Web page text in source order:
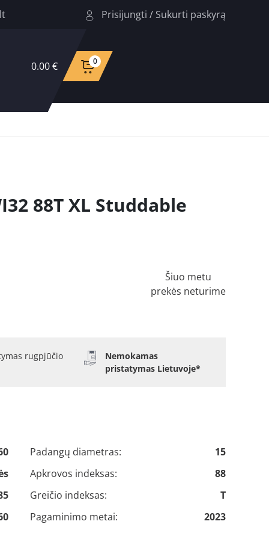
Prisijungti / Sukurti paskyrą
0.00 € 0
88T XL Studdable
Šiuo metu
prekės neturime
rugpjūčio
Nemokamas
pristatymas Lietuvoje*
Padangų diametras:
15
Apkrovos indeksas:
88
Greičio indeksas:
T
Pagaminimo metai:
2023